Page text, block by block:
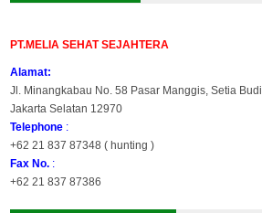
PT.MELIA SEHAT SEJAHTERA
Alamat:
Jl. Minangkabau No. 58 Pasar Manggis, Setia Budi
Jakarta Selatan 12970
Telephone :
+62 21 837 87348 ( hunting )
Fax No. :
+62 21 837 87386